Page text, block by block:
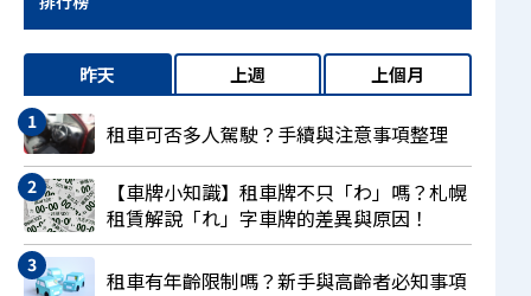
昨天 上週 上個月
租車可否多人駕駛？手續與注意事項整理
【車牌小知識】租車牌不只「わ」嗎？札幌
租賃解說「れ」字車牌的差異與原因！
租車有年齡限制嗎？新手與高齡者必知事項